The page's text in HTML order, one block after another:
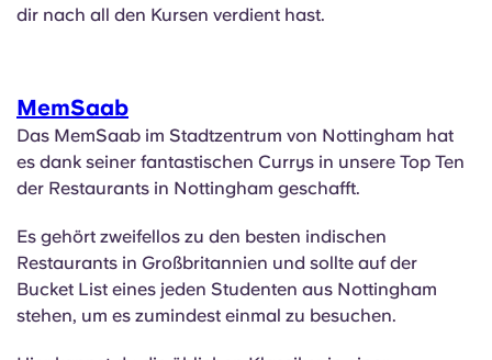
dir nach all den Kursen verdient hast.
MemSaab
Das MemSaab im Stadtzentrum von Nottingham hat
es dank seiner fantastischen Currys in unsere Top Ten
der Restaurants in Nottingham geschafft.
Es gehört zweifellos zu den besten indischen
Restaurants in Großbritannien und sollte auf der
Bucket List eines jeden Studenten aus Nottingham
stehen, um es zumindest einmal zu besuchen.